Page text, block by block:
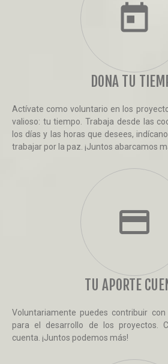
today
DONA TU
Actívate como voluntario en los
valioso: tu tiempo. Trabaja desde las
los días y las horas que desees,
trabajar por la paz. ¡Juntos abarcamos
payment
TU APORTE
Voluntariamente puedes contribuir
para el desarrollo de los proyectos.
cuenta. ¡Juntos podemos más!